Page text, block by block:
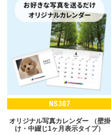
NS307
オリジナル写真カレンダー （壁掛
け・中綴じ1ヶ月表示タイプ）